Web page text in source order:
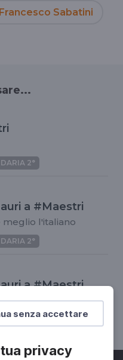
senza accettare
privacy
Francesco Sabatini
2°
a #Maestri
l'italiano
2°
a #Maestri
2°